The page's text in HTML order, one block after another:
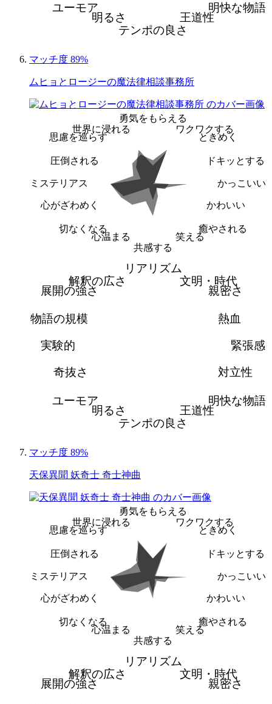
明快な物語
王道性
テンポの良さ
明るさ
ユーモア
マッチ度 89%
ムヒョとロージーの魔法律相談事務所
勇気をもらえる
ワクワクする
ときめく
ドキッとする
かっこいい
かわいい
癒やされる
笑える
共感する
心温まる
切なくなる
心がざわめく
ミステリアス
圧倒される
思慮を巡らす
世界に浸れる
リアリズム
文明・時代
親密さ
熱血
緊張感
対立性
明快な物語
王道性
テンポの良さ
明るさ
ユーモア
奇抜さ
実験的
物語の規模
展開の強さ
解釈の広さ
マッチ度 89%
天保異聞 妖奇士 奇士神曲
勇気をもらえる
ワクワクする
ときめく
ドキッとする
かっこいい
かわいい
癒やされる
笑える
共感する
心温まる
切なくなる
心がざわめく
ミステリアス
圧倒される
思慮を巡らす
世界に浸れる
リアリズム
文明・時代
親密さ
展開の強さ
解釈の広さ